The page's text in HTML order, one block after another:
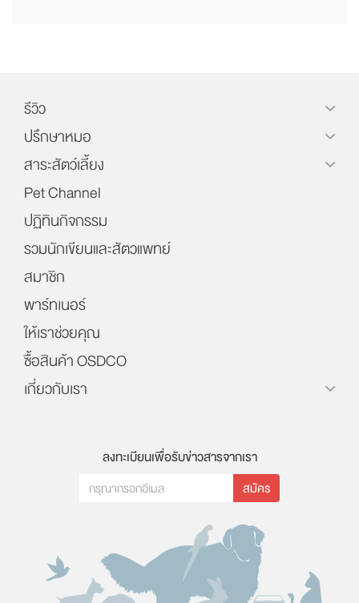
รีวิว
ปรึกษาหมอ
สาระสัตว์เลี้ยง
Pet Channel
ปฏิทินกิจกรรม
รวมนักเขียนและสัตวแพทย์
สมาชิก
พาร์ทเนอร์
ให้เราช่วยคุณ
ซื้อสินค้า OSDCO
เกี่ยวกับเรา
ลงทะเบียนเพื่อรับข่าวสารจากเรา
สมัคร